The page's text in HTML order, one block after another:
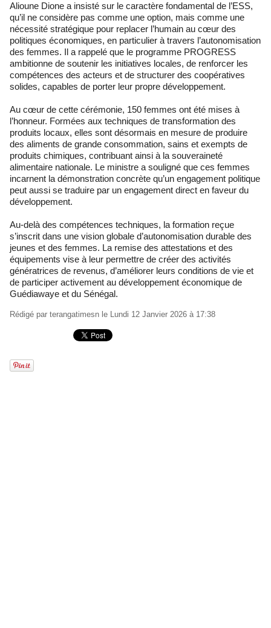
Alioune Dione a insisté sur le caractère fondamental de l’ESS,
qu’il ne considère pas comme une option, mais comme une
nécessité stratégique pour replacer l’humain au cœur des
politiques économiques, en particulier à travers l’autonomisation
des femmes. Il a rappelé que le programme PROGRESS
ambitionne de soutenir les initiatives locales, de renforcer les
compétences des acteurs et de structurer des coopératives
solides, capables de porter leur propre développement.
Au cœur de cette cérémonie, 150 femmes ont été mises à
l’honneur. Formées aux techniques de transformation des
produits locaux, elles sont désormais en mesure de produire
des aliments de grande consommation, sains et exempts de
produits chimiques, contribuant ainsi à la souveraineté
alimentaire nationale. Le ministre a souligné que ces femmes
incarnent la démonstration concrète qu’un engagement politique
peut aussi se traduire par un engagement direct en faveur du
développement.
Au-delà des compétences techniques, la formation reçue
s’inscrit dans une vision globale d’autonomisation durable des
jeunes et des femmes. La remise des attestations et des
équipements vise à leur permettre de créer des activités
génératrices de revenus, d’améliorer leurs conditions de vie et
de participer activement au développement économique de
Guédiawaye et du Sénégal.
Rédigé par terangatimesn le Lundi 12 Janvier 2026 à 17:38